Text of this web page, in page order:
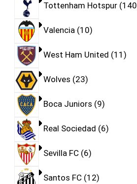
Tottenham Hotspur 140
Valencia 10
West Ham United 11
Wolves 23
Boca Juniors 9
Real Sociedad 6
Sevilla FC 6
Santos FC 12